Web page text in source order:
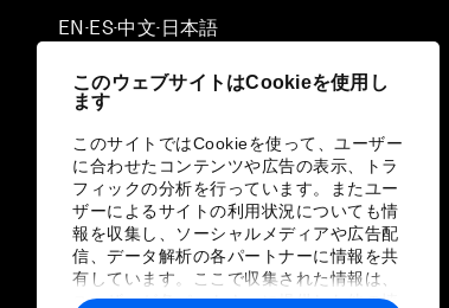
このウェブサイトはCookieを使用し
ます
このサイトではCookieを使って、ユーザー
に合わせたコンテンツや広告の表示、トラ
フィックの分析を行っています。またユー
ザーによるサイトの利用状況についても情
報を収集し、ソーシャルメディアや広告配
信、データ解析の各パートナーに情報を共
有しています。ここで収集された情報は、
ユーザーが各パートナーに提供した他の情
EN ▪ ES▪中文▪ 日本語